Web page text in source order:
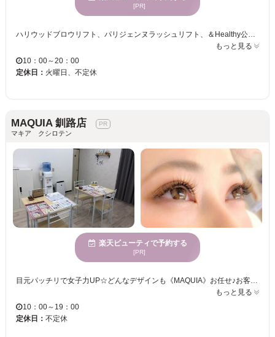
[PR]
ハリウッドブロウリフト、パリジェンヌラッシュリフト、＆Healthy公認サロンです。エクステは、グルー、毛質にこだわり、モチを考え高い技術力で、お客様の綺麗を叶えます♪ ナチュラルに盛れるまつ毛を得意としており、エクステは自まつ毛のようにつける事も可能です！ まつ毛が上り綺麗になると気分が上がりますね！お客様の綺麗になる自信を持てるお手伝いをしたいと思っています！ 人はいつでも綺麗になれます。 ひとりひとりにお似合いになる眉毛、まつ毛を丁寧にカウンセリングし、お悩み解決いたします。 年齢層は、10代〜60代と様々です。 お気軽にお問い合わせくださいませ。いつでもお待ちしております。 カラーエクステもございます。お気軽に一度ご相談くださいませ。 完全個室で、フルフラットベッドでお寛ぎください。 ※美容室の中にある為周りの声が多少気になる場合がございます。あらかじめご了承くださいませ。 ※お電話でのご予約誠にありがとうございます。施術中はお電話に出ることができません。出られない場合もございますので申し訳ございませんがよろしくお願いいたします。
もっと見る
10：00～20：00
定休日： 火曜日、不定休
MAQUIA 釧路店
マキア クシロテン
楽天ビューティで予約する
[PR]
目元パッチリで女子力UP☆どんなデザインも《MAQUIA》お任せ♪お客様のお仕事や普段の生活に合わせて、ナチュラルからボリュームUPまでプロがご提案致します！！エクステの種類が豊富＆高技術者の施術で満足度は◎“モチの良さ＆リーズナブルな価格”も自慢なので、『パッチリeye』がずっと続く★《MAQUIA》で輝く目元を手に入れてみませんか♪？
もっと見る
10：00～19：00
定休日： 不定休